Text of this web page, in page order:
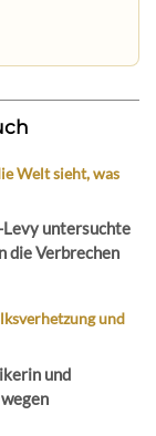
Welt sieht, was
untersuchte
die Verbrechen
und
und